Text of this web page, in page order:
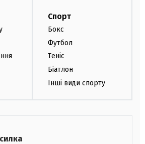
Спорт
Бокс
Футбол
Теніс
Біатлон
Інші види спорту